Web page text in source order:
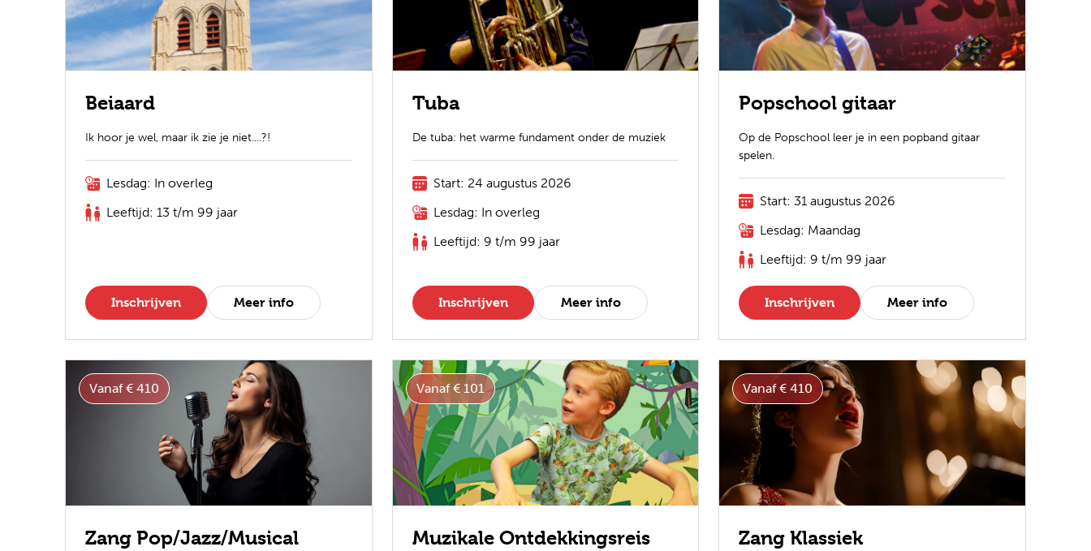
Beiaard
Ik hoor je wel, maar ik zie je niet....?!
Lesdag: In overleg
Leeftijd: 13 t/m 99 jaar
Inschrijven Meer info
Tuba
De tuba: het warme fundament onder de muziek
Start: 24 augustus 2026
Lesdag: In overleg
Leeftijd: 9 t/m 99 jaar
Inschrijven Meer info
Popschool gitaar
Op de Popschool leer je in een popband gitaar
spelen.
Start: 31 augustus 2026
Lesdag: Maandag
Leeftijd: 9 t/m 99 jaar
Inschrijven Meer info
Vanaf € 410
Zang Pop/Jazz/Musical
Vanaf € 101
Muzikale Ontdekkingsreis
Vanaf € 410
Zang Klassiek